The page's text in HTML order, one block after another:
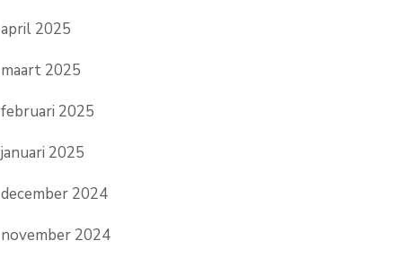
april 2025
maart 2025
februari 2025
januari 2025
december 2024
november 2024